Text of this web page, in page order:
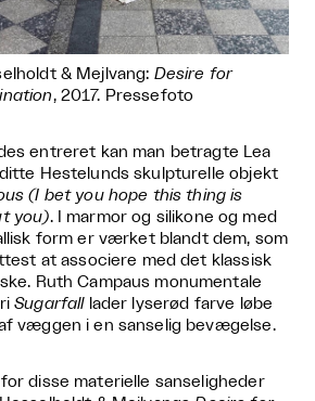
& Mejlvang: Desire for
, 2017. Pressefoto
entreret kan man betragte Lea
Hestelunds skulpturelle objekt
(I bet you hope this thing is
you). I marmor og silikone og med
form er værket blandt dem, som
at associere med det klassisk
Ruth Campaus monumentale
Sugarfalllader lyserød farve løbe
væggen i en sanselig bevægelse.
disse materielle sanseligheder